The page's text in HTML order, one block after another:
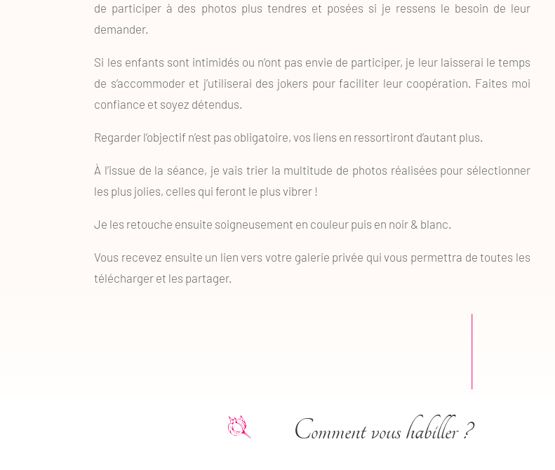
de participer à des photos plus tendres et posées si je ressens le besoin de leur
demander.
Si les enfants sont intimidés ou n’ont pas envie de participer, je leur laisserai le temps
de s’accommoder et j’utiliserai des jokers pour faciliter leur coopération. Faites moi
confiance et soyez détendus.
Regarder l’objectif n’est pas obligatoire, vos liens en ressortiront d’autant plus.
À l’issue de la séance, je vais trier la multitude de photos réalisées pour sélectionner
les plus jolies, celles qui feront le plus vibrer !
Je les retouche ensuite soigneusement en couleur puis en noir & blanc.
Vous recevez ensuite un lien vers votre galerie privée qui vous permettra de toutes les
télécharger et les partager.
Comment vous habiller ?